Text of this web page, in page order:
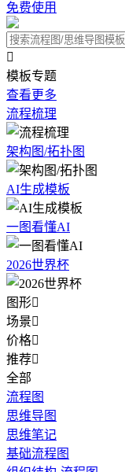
免费使用

模板专题
查看更多
流程梳理
架构图/拓扑图
AI生成模板
一图看懂AI
2026世界杯
图形
场景
价格
推荐
全部
流程图
思维导图
思维笔记
基础流程图